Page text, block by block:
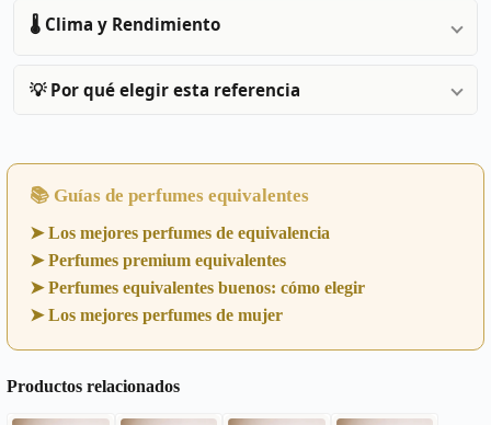
🌡️ Clima y Rendimiento
💡 Por qué elegir esta referencia
📚 Guías de perfumes equivalentes
➤ Los mejores perfumes de equivalencia
➤ Perfumes premium equivalentes
➤ Perfumes equivalentes buenos: cómo elegir
➤ Los mejores perfumes de mujer
Productos relacionados